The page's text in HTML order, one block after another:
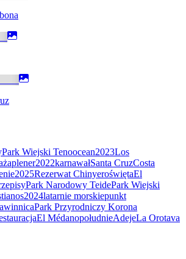
Park Wiejski Tenoocean2023Los
plener2022karnawałSanta CruzCosta
2025Rezerwat ChinyeroświętaEl
Park Narodowy TeidePark Wiejski
2024latarnie morskiepunkt
winnicaPark Przyrodniczy Korona
El MédanopołudnieAdejeLa Orotava